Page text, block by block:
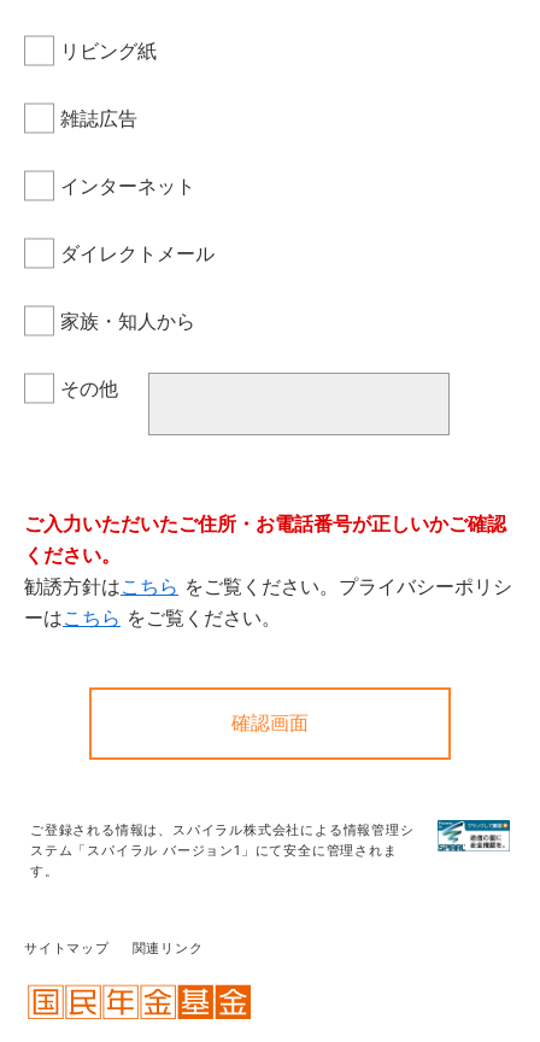
リビング紙
雑誌広告
インターネット
ダイレクトメール
家族・知人から
その他
ご入力いただいたご住所・お電話番号が正しいかご確認
ください。
勧誘方針はこちら をご覧ください。プライバシーポリシ
ーはこちら をご覧ください。
ご登録される情報は、 スパイラル株式会社 による情報管理シ
ステム「スパイラル バージョン1」にて安全に管理されま
す。
サイトマップ 関連リンク